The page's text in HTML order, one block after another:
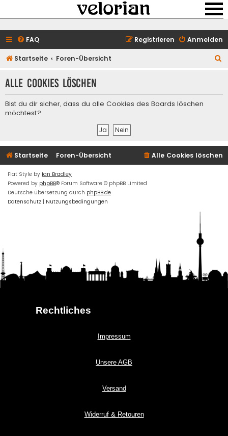
FAQ Anmelden
Registrieren
Startseite Foren-Übersicht
h
Alle Cookies löschen
Bist du dir sicher, dass du alle Cookies des Boards löschen
möchtest?
Startseite Foren-Übersicht Alle Cookies löschen
Flat Style by Ian Bradley
Powered by phpBB® Forum Software © phpBB Limited
Deutsche Übersetzung durch phpBB.de
Datenschutz | Nutzungsbedingungen
Rechtliches
Impressum
Unsere AGB
Versand
Widerruf & Retouren